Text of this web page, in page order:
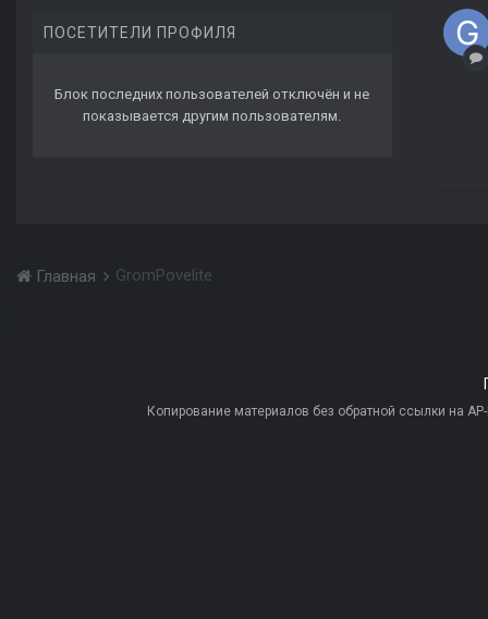
ПОСЕТИТЕЛИ ПРОФИЛЯ
Блок последних пользователей отключён и не
показывается другим пользователям.
Главная GromPovelite
Копирование материалов без обратной ссылки на